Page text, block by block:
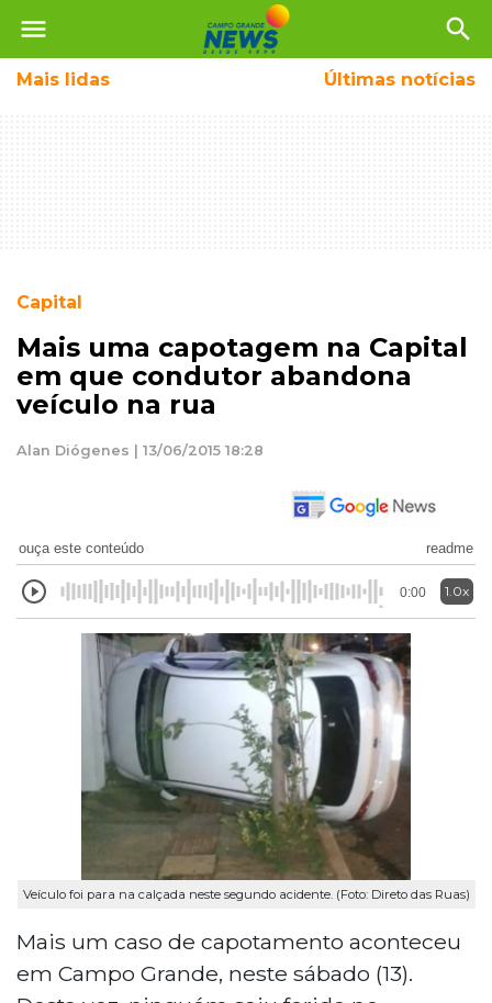
menu search
Mais lidas Últimas notícias
Capital
Mais uma capotagem na Capital
em que condutor abandona
veículo na rua
Alan Diógenes | 13/06/2015 18:28
ouça este conteúdo readme
0:00 1.0x
Veículo foi para na calçada neste segundo acidente. (Foto: Direto das Ruas)
Mais um caso de capotamento aconteceu
em Campo Grande, neste sábado (13).